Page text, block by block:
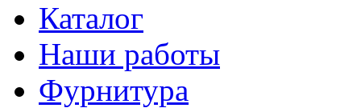
Каталог
Наши работы
Фурнитура